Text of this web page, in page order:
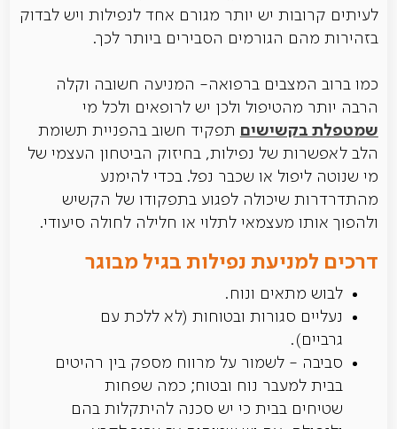
לעיתים קרובות יש יותר מגורם אחד לנפילות ויש לבדוק
בזהירות מהם הגורמים הסבירים ביותר לכך.
כמו ברוב המצבים ברפואה- המניעה חשובה וקלה
הרבה יותר מהטיפול ולכן יש לרופאים ולכל מי
שמטפלת בקשישים תפקיד חשוב בהפניית תשומת
הלב לאפשרות של נפילות, בחיזוק הביטחון העצמי של
מי שנוטה ליפול או שכבר נפל. בכדי להימנע
מהתדרדרות שיכולה לפגוע בתפקודו של הקשיש
ולהפוך אותו מעצמאי לתלוי או חלילה לחולה סיעודי.
דרכים למניעת נפילות בגיל מבוגר
לבוש מתאים ונוח.
נעליים סגורות ובטוחות (לא ללכת עם
גרביים).
סביבה - לשמור על מרווח מספק בין רהיטים
בבית למעבר נוח ובטוח; כמה שפחות
שטיחים בבית כי יש סכנה להיתקלות בהם